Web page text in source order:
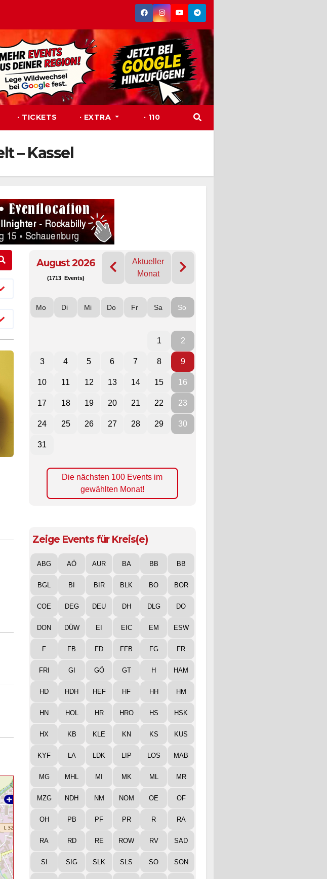
· TICKETS · EXTRA · 110
– Kassel
August 2026
(1713 Events)
Aktueller
Monat
Mo Di Mi Do Fr Sa So
1 2
3 4 5 6 7 8 9
10 11 12 13 14 15 16
17 18 19 20 21 22 23
24 25 26 27 28 29 30
31
Die nächsten 100 Events im
gewählten Monat!
Zeige Events für Kreis(e)
ABG AÖ AUR BA BB BB
BGL BI BIR BLK BO BOR
COE DEG DEU DH DLG DO
DON DÜW EI EIC EM ESW
F FB FD FFB FG FR
FRI GI GÖ GT H HAM
HD HDH HEF HF HH HM
HN HOL HR HRO HS HSK
HX KB KLE KN KS KUS
KYF LA LDK LIP LOS MAB
MG MHL MI MK ML MR
MZG NDH NM NOM OE OF
OH PB PF PR R RA
RA RD RE ROW RV SAD
SI SIG SLK SLS SO SON